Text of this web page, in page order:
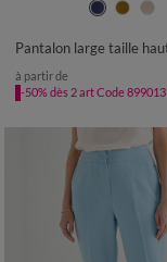
40 42 44
à partir de
-50% dès 2 art Code 899013